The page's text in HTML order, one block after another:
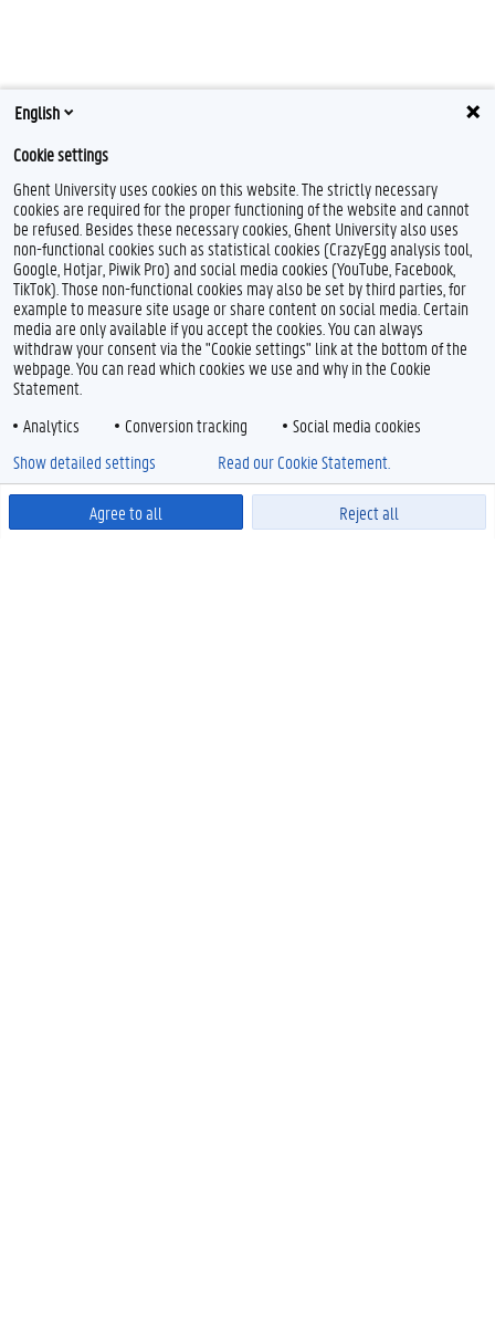
English
Cookie settings
Ghent University uses cookies on this website. The strictly necessary
cookies are required for the proper functioning of the website and cannot
be refused. Besides these necessary cookies, Ghent University also uses
non-functional cookies such as statistical cookies (CrazyEgg analysis tool,
Google, Hotjar, Piwik Pro) and social media cookies (YouTube, Facebook,
TikTok). Those non-functional cookies may also be set by third parties, for
example to measure site usage or share content on social media. Certain
media are only available if you accept the cookies. You can always
withdraw your consent via the "Cookie settings" link at the bottom of the
webpage. You can read which cookies we use and why in the Cookie
Statement.
Analytics
Conversion tracking Social media cookies
Agree to all Reject all
Show detailed settings Read our Cookie Statement.